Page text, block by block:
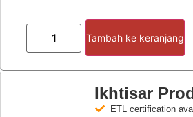
Tambah ke keranjang
Ikhtisar
ETL certification